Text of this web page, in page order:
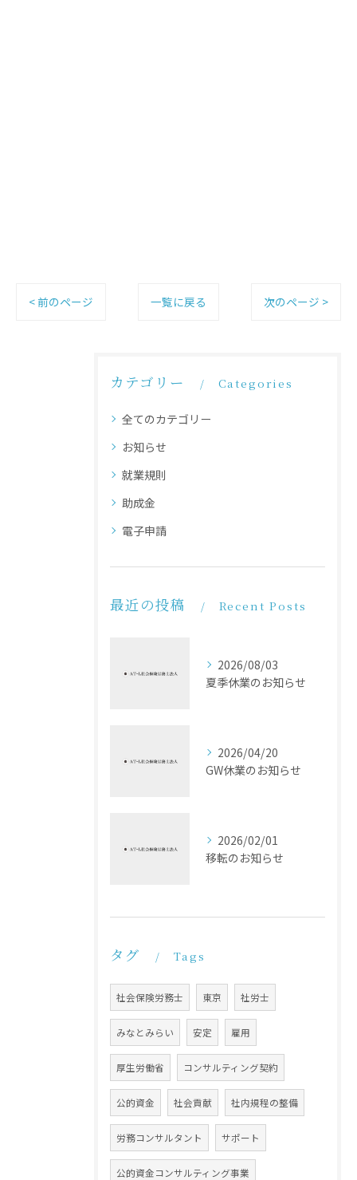
< 前のページ 一覧に戻る 次のページ >
カテゴリー Categories
全てのカテゴリー
お知らせ
就業規則
助成金
電子申請
最近の投稿 Recent Posts
2026/08/03
夏季休業のお知らせ
2026/04/20
GW休業のお知らせ
2026/02/01
移転のお知らせ
タグ Tags
社会保険労務士 東京 社労士
みなとみらい 安定 雇用
厚生労働省 コンサルティング契約
公的資金 社会貢献 社内規程の整備
労務コンサルタント サポート
公的資金コンサルティング事業